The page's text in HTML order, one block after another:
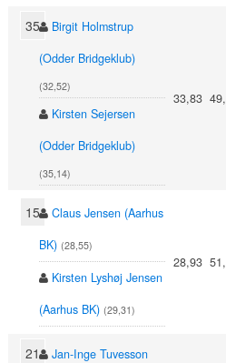
35
Birgit Holmstrup
(Odder Bridgeklub)
(32,52)
Kirsten Sejersen
(Odder Bridgeklub)
(35,14)
33,83
15
Claus Jensen (Aarhus
BK) (28,55)
Kirsten Lyshøj Jensen
(Aarhus BK) (29,31)
28,93
21
Jan-Inge Tuvesson